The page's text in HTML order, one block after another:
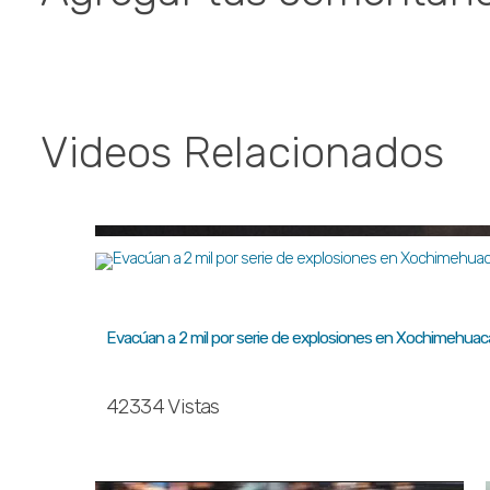
Videos Relacionados
Evacúan a 2 mil por serie de explosiones en
42334 Vistas